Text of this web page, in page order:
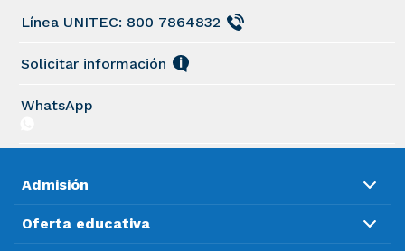
Línea UNITEC: 800 7864832
Solicitar información
WhatsApp
Admisión
Oferta educativa